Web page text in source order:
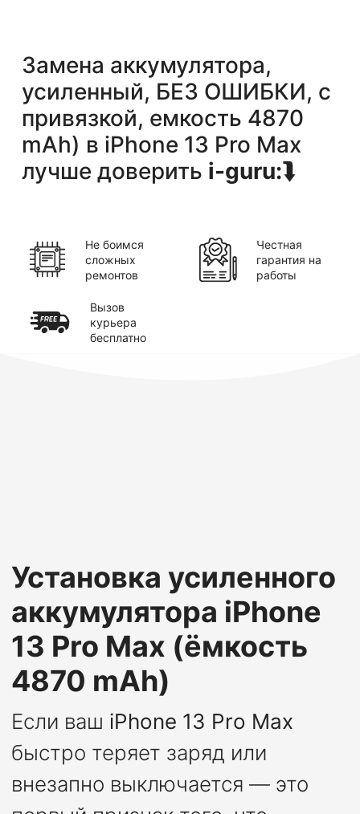
Замена аккумулятора,
усиленный, БЕЗ ОШИБКИ, с
привязкой, емкость 4870
mAh) в iPhone 13 Pro Max
лучше доверить i-guru:⮯
Не боимся
сложных
ремонтов
Честная
гарантия на
работы
Вызов
курьера
бесплатно
Установка усиленного
аккумулятора iPhone
13 Pro Max (ёмкость
4870 mAh)
Если ваш iPhone 13 Pro Max
быстро теряет заряд или
внезапно выключается — это